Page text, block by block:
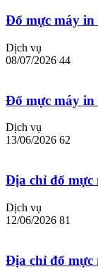
Đổ mực máy
Dịch vụ
08/07/2026 44
Đổ mực máy
Dịch vụ
13/06/2026 62
Địa chỉ đổ mực
Dịch vụ
12/06/2026 81
Địa chỉ đổ mực